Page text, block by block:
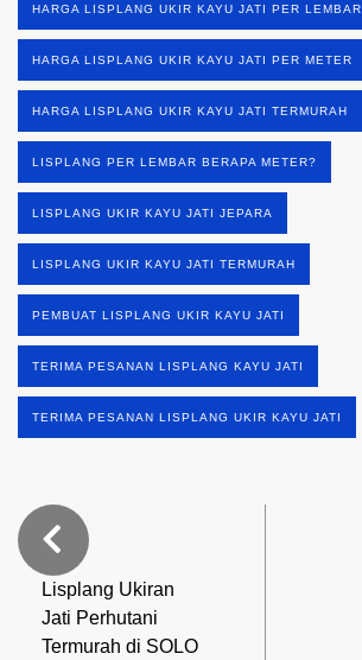
HARGA LISPLANG UKIR KAYU JATI PER LEMBAR
HARGA LISPLANG UKIR KAYU JATI PER METER
HARGA LISPLANG UKIR KAYU JATI TERMURAH
LISPLANG PER LEMBAR BERAPA METER?
LISPLANG UKIR KAYU JATI JEPARA
LISPLANG UKIR KAYU JATI TERMURAH
PEMBUAT LISPLANG UKIR KAYU JATI
TERIMA PESANAN LISPLANG KAYU JATI
TERIMA PESANAN LISPLANG UKIR KAYU JATI
Lisplang Ukiran
Jati Perhutani
Termurah di SOLO